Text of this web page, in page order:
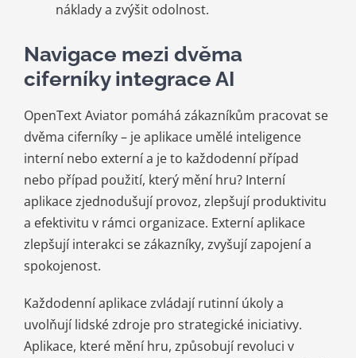
náklady a zvýšit odolnost.
Navigace mezi dvěma
ciferníky integrace AI
OpenText Aviator pomáhá zákazníkům pracovat se
dvěma ciferníky – je aplikace umělé inteligence
interní nebo externí a je to každodenní případ
nebo případ použití, který mění hru? Interní
aplikace zjednodušují provoz, zlepšují produktivitu
a efektivitu v rámci organizace. Externí aplikace
zlepšují interakci se zákazníky, zvyšují zapojení a
spokojenost.
Každodenní aplikace zvládají rutinní úkoly a
uvolňují lidské zdroje pro strategické iniciativy.
Aplikace, které mění hru, způsobují revoluci v